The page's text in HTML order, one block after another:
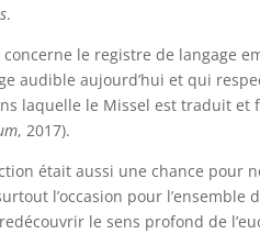
.
concerne le registre de langage
audible aujourd’hui et qui
laquelle le Missel est traduit et
, 2017).
était aussi une chance pour
l’occasion pour
le sens profond de